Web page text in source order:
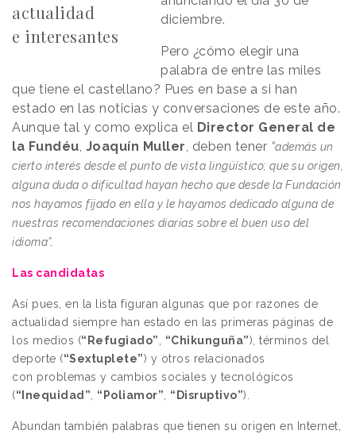
actualidad
e interesantes
diciembre.
Pero ¿cómo elegir una
palabra de entre las miles
que tiene el castellano? Pues en base a si han
estado en las noticias y conversaciones de este año.
Aunque tal y como explica el Director General de
la Fundéu Joaquín Muller , deben tener “además un
cierto interés desde el punto de vista lingüístico; que su origen,
alguna duda o dificultad hayan hecho que desde la Fundación
nos hayamos fijado en ella y le hayamos dedicado alguna de
nuestras recomendaciones diarias sobre el buen uso del
idioma”.
Las candidatas
Así pues, en la lista figuran algunas que por razones de
actualidad siempre han estado en las primeras páginas de
los medios (“Refugiado” “Chikunguña”), términos del
deporte (“Sextuplete”) y otros relacionados
con problemas y cambios sociales y tecnológicos
(“Inequidad” “Poliamor” “Disruptivo”).
Abundan también palabras que tienen su origen en Internet,